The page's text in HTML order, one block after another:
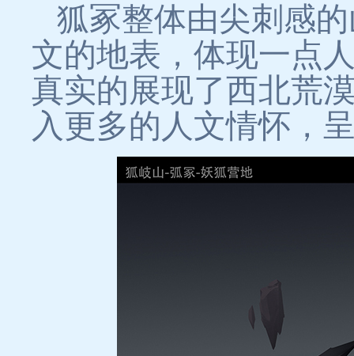
狐冢整体由尖刺感
文的地表，体现一点
真实的展现了西北荒
入更多的人文情怀，